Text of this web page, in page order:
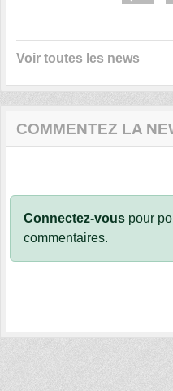
Voir toutes les news
COMMENTEZ LA
Connectez-vous pour
commentaires.